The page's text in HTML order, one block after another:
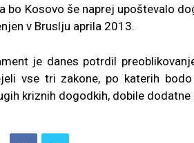
bo Kosovo še naprej upoštevalo
v Bruslju aprila 2013.
je danes potrdil
vse tri zakone, po katerih
kriznih dogodkih, dobile